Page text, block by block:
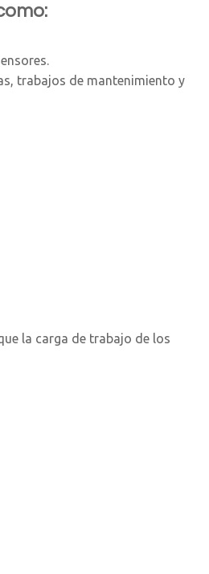
trabajos de mantenimiento y
la carga de trabajo de los